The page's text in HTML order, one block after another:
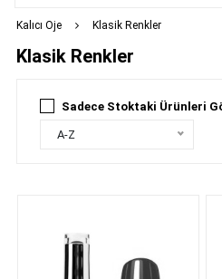
Kalıcı Oje Klasik Renkler
Klasik Renkler
Sadece Stoktaki Ürünleri
A-Z